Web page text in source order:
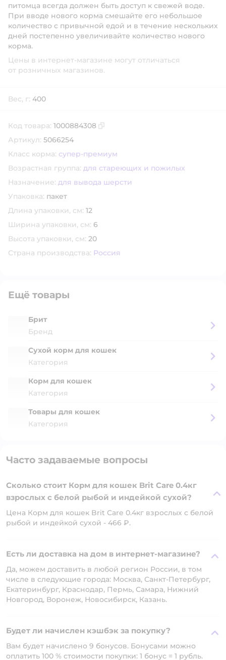
питомца всегда должен быть доступ к свежей воде.
При вводе нового корма смешайте его небольшое
количество с привычной едой и в течение нескольких
дней постепенно увеличивайте количество нового
корма.
Цены в интернет-магазине могут отличаться
от розничных магазинов.
Вес, г: 400
Код товара: 1000884308
Артикул: 5066254
Класс корма: супер-премиум
Возрастная группа: для стареющих и пожилых
Назначение: для вывода шерсти
Упаковка: пакет
Длина упаковки, см: 12
Ширина упаковки, см: 6
Высота упаковки, см: 20
Страна производства: Россия
Ещё товары
Брит
Бренд
Сухой корм для кошек
Категория
Корм для кошек
Категория
Товары для кошек
Категория
Часто задаваемые вопросы
Сколько стоит Корм для кошек Brit Care 0.4кг
взрослых с белой рыбой и индейкой сухой?
Цена Корм для кошек Brit Care 0.4кг взрослых с белой
рыбой и индейкой сухой - 466 ₽.
Есть ли доставка на дом в интернет-магазине?
Да, можем доставить в любой регион России, в том
числе в следующие города: Москва, Санкт-Петербург,
Екатеринбург, Краснодар, Пермь, Самара, Нижний
Новгород, Воронеж, Новосибирск, Казань.
Будет ли начислен кэшбэк за покупку?
Вам будет начислено 9 бонусов. Бонусами можно
оплатить 100 % стоимости покупки: 1 бонус = 1 рубль.